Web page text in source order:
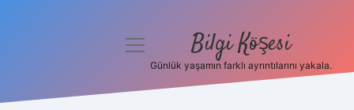
menüyü
Bilgi Köşesi
Günlük yaşamın farklı ayrıntılarını yakala.